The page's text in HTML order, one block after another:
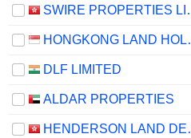
DLF LIMITED
ALDAR PROPERTIES